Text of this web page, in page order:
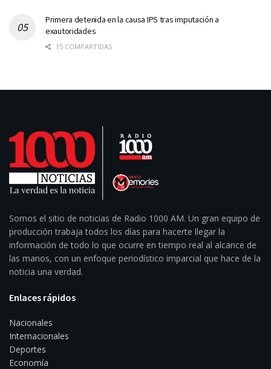
Primera detenida en la causa IPS tras imputación a
exautoridades
15 COMPARTIDAS
Somos el sitio de noticias de Radio 1000 AM. Un gran equipo de
producción trabaja todos los días para hacerte llegar la
información de todo lo que ocurre en tiempo real al alcance de
las manos, con un enfoque periodístico imparcial que hace de la
noticia una verdad.
Enlaces rápidos
Nacionales
Internacionales
Deportes
Economía